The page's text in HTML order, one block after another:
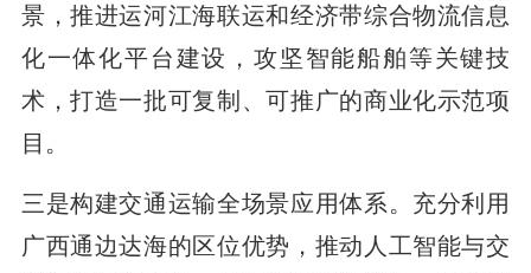
景，推进运河江海联运和经济带综合物流信息
化一体化平台建设，攻坚智能船舶等关键技
术，打造一批可复制、可推广的商业化示范项
目。
三是构建交通运输全场景应用体系。充分利用
广西通边达海的区位优势，推动人工智能与交